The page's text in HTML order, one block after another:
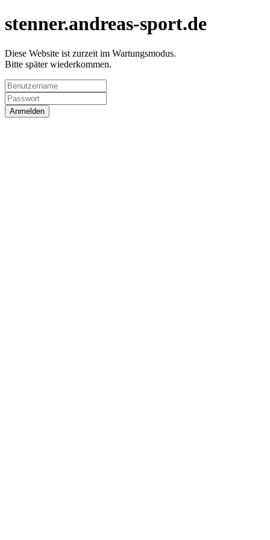
stenner.andreas-sport.de
Diese Website ist zurzeit im Wartungsmodus.
Bitte später wiederkommen.